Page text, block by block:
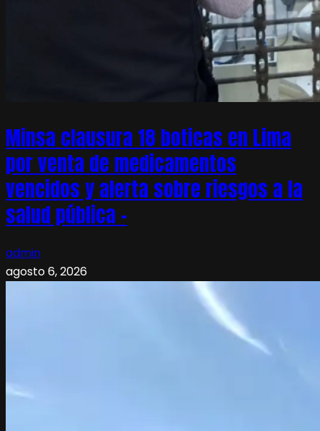
Minsa clausura 18 boticas en Lima
por venta de medicamentos
vencidos y alerta sobre riesgos a la
salud pública –
admin
agosto 6, 2026